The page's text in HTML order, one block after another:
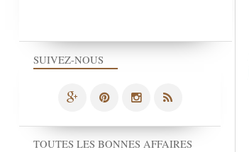
SUIVEZ-NOUS
TOUTES LES BONNES AFFAIRES